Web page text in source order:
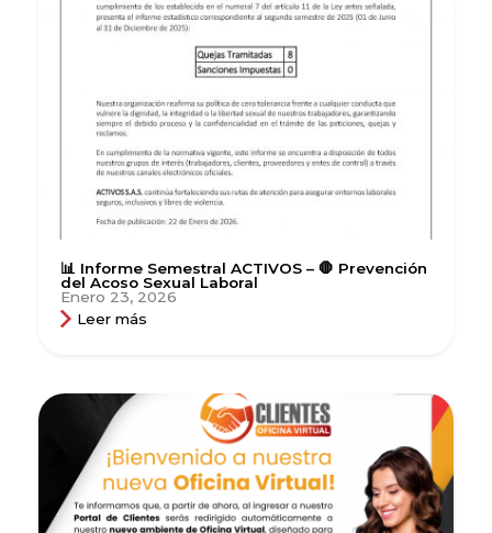
📊 Informe Semestral ACTIVOS – 🛑 Prevención
del Acoso Sexual Laboral
Enero 23, 2026
Leer más